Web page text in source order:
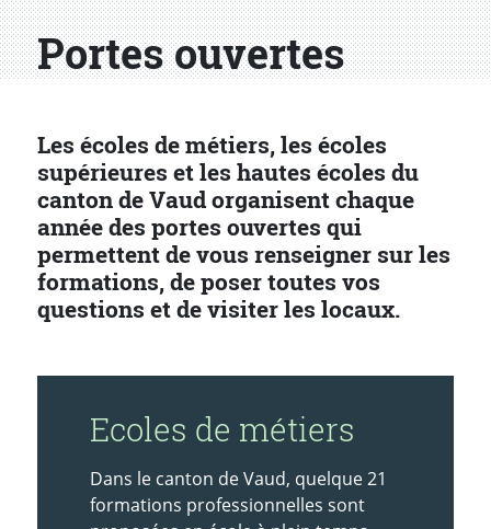
Portes ouvertes
Les écoles de métiers, les écoles
supérieures et les hautes écoles du
canton de Vaud organisent chaque
année des portes ouvertes qui
permettent de vous renseigner sur les
formations, de poser toutes vos
questions et de visiter les locaux.
Ecoles de métiers
Dans le canton de Vaud, quelque 21
formations professionnelles sont